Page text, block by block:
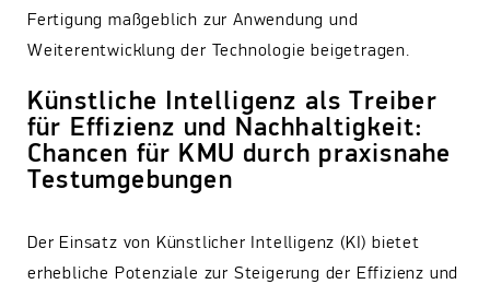
Fertigung maßgeblich zur Anwendung und
Weiterentwicklung der Technologie beigetragen.
Künstliche Intelligenz als Treiber
für Effizienz und Nachhaltigkeit:
Chancen für KMU durch praxisnahe
Testumgebungen
Der Einsatz von Künstlicher Intelligenz (KI) bietet
erhebliche Potenziale zur Steigerung der Effizienz und